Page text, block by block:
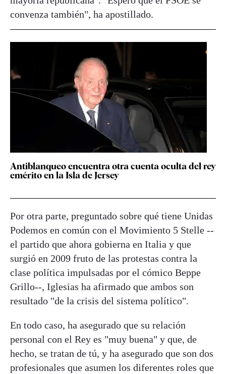
convenza también", ha apostillado.
Antiblanqueo encuentra otra cuenta oculta del rey
emérito en la Isla de Jersey
Por otra parte, preguntado sobre qué tiene Unidas
Podemos en común con el Movimiento 5 Stelle --
el partido que ahora gobierna en Italia y que
surgió en 2009 fruto de las protestas contra la
clase política impulsadas por el cómico Beppe
Grillo--, Iglesias ha afirmado que ambos son
resultado "de la crisis del sistema político".
En todo caso, ha asegurado que su relación
personal con el Rey es "muy buena" y que, de
hecho, se tratan de tú, y ha asegurado que son dos
profesionales que asumen los diferentes roles que